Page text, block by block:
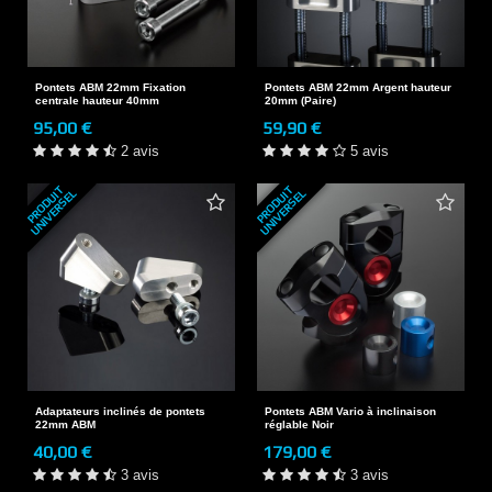
Pontets ABM 22mm Fixation
centrale hauteur 40mm
95,00 €
2 avis
Pontets ABM 22mm Argent hauteur
20mm (Paire)
59,90 €
5 avis
P
R
O
D
U
I
T
U
N
I
V
E
R
S
E
L
Adaptateurs inclinés de pontets
22mm ABM
40,00 €
3 avis
P
R
O
D
U
I
T
U
N
I
V
E
R
S
E
L
Pontets ABM Vario à inclinaison
réglable Noir
179,00 €
3 avis